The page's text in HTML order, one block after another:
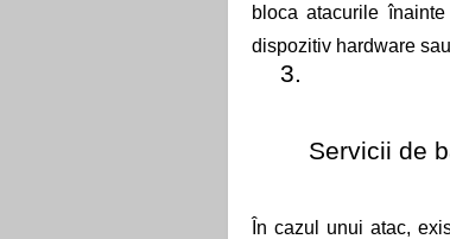
bloca atacurile
dispozitiv hardware
Servicii de
În cazul unui atac,